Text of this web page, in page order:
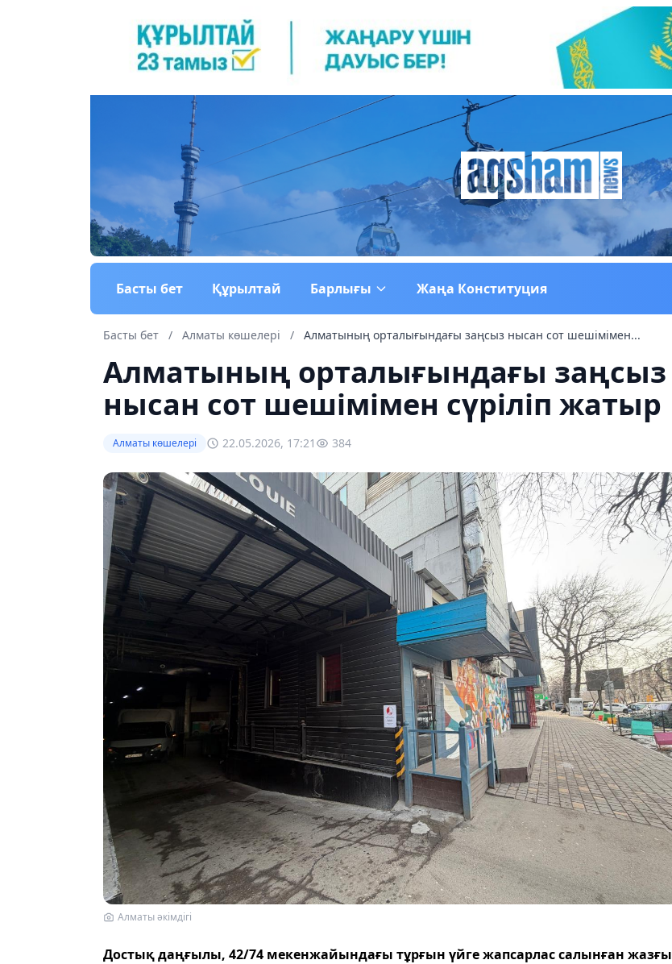
Басты бет Құрылтай Барлығы Жаңа Конституция
Басты бет / Алматы көшелері / Алматының орталығындағы заңсыз нысан сот шешімімен...
Алматының орталығындағы заңсыз
нысан сот шешімімен сүріліп жатыр
Алматы көшелері 22.05.2026, 17:21 384
Алматы әкімдігі
Достық даңғылы, 42/74 мекенжайындағы тұрғын үйге жапсарлас салынған жазғы